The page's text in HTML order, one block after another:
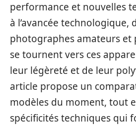
performance et nouvelles
à l’avancée technologique,
photographes amateurs et
se tournent vers ces
leur légèreté et de leur
article propose un
modèles du moment, tout
spécificités techniques qui